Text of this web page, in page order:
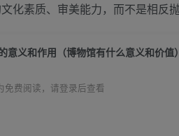
化素质、审美能力，而不是相反抛
意义和作用（博物馆有什么意义和价值）
免费阅读，请登录后查看